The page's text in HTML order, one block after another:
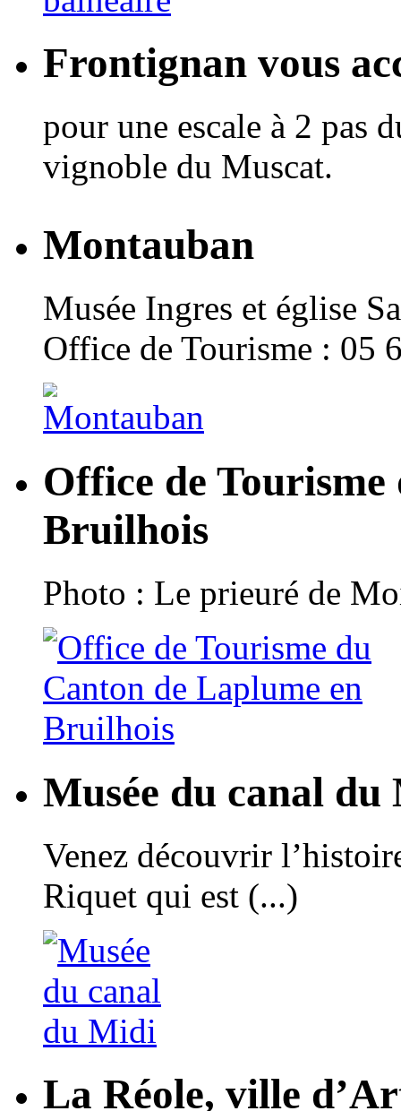
Frontignan vous
pour une escale à 2 pas
vignoble du Muscat.
Montauban
Musée Ingres et église
Office de Tourisme : 05
Office de
Bruilhois
Photo : Le prieuré de
Musée du canal
Venez découvrir
Riquet qui est (...)
La Réole, ville